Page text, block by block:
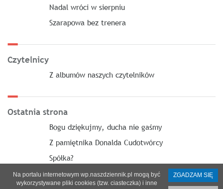
Nadal wróci w sierpniu
Szarapowa bez trenera
Czytelnicy
Z albumów naszych czytelników
Ostatnia strona
Bogu dziękujmy, ducha nie gaśmy
Z pamiętnika Donalda Cudotwórcy
Spółka?
Na portalu internetowym wp.naszdziennik.pl mogą być
wykorzystywane pliki cookies (tzw. ciasteczka) i inne
ZGADZAM SIĘ